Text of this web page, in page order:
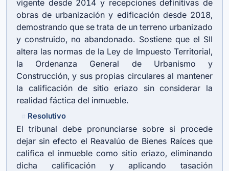
vigente desde 2014 y recepciones definitivas de
obras de urbanización y edificación desde 2018,
demostrando que se trata de un terreno urbanizado
y construido, no abandonado. Sostiene que el SII
altera las normas de la Ley de Impuesto Territorial,
la Ordenanza General de Urbanismo y
Construcción, y sus propias circulares al mantener
la calificación de sitio eriazo sin considerar la
realidad fáctica del inmueble.
Resolutivo
El tribunal debe pronunciarse sobre si procede
dejar sin efecto el Reavalúo de Bienes Raíces que
califica el inmueble como sitio eriazo, eliminando
dicha calificación y aplicando tasación